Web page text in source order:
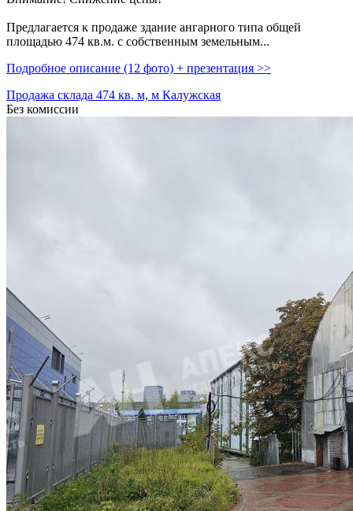
Предлагается к продаже здание ангарного типа общей
площадью 474 кв.м. с собственным земельным...
Подробное описание (12 фото) + презентация >>
Продажа склада 474 кв. м, м Калужская
Без комиссии